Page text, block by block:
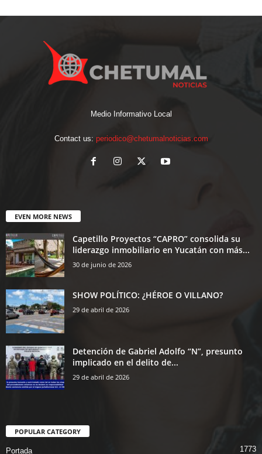
Medio Informativo Local
Contact us: periodico@chetumalnoticias.com
EVEN MORE NEWS
Capetillo Proyectos “CAPRO” consolida su
liderazgo inmobiliario en Yucatán con más...
30 de junio de 2026
SHOW POLÍTICO: ¿HÉROE O VILLANO?
29 de abril de 2026
Detención de Gabriel Adolfo “N”, presunto
implicado en el delito de...
29 de abril de 2026
POPULAR CATEGORY
Portada 1773